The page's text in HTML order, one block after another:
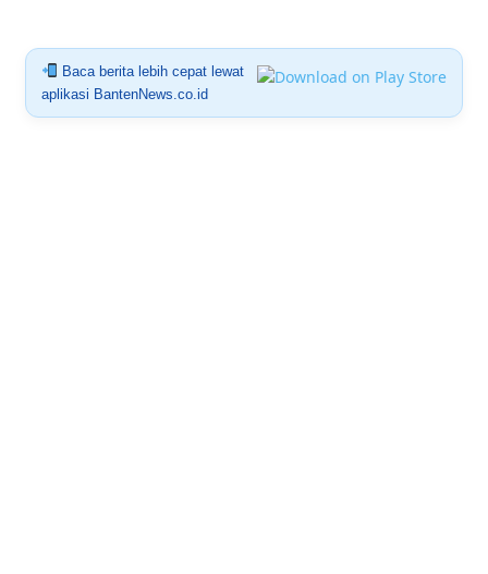
Baca berita lebih cepat lewat
aplikasi BantenNews.co.id